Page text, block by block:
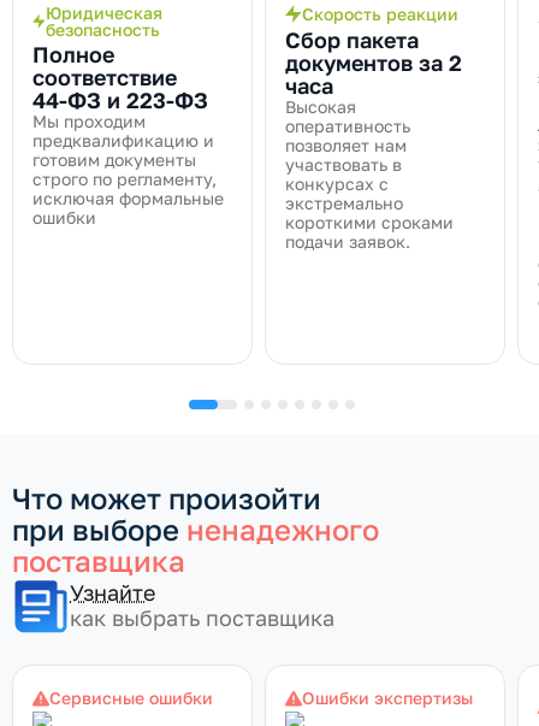
Юридическая
безопасность
Полное
соответствие
44‑ФЗ и 223‑ФЗ
Мы проходим
предквалификацию и
готовим документы
строго по регламенту,
исключая формальные
ошибки
Скорость реакции
Сбор пакета
документов за 2
часа
Высокая
оперативность
позволяет нам
участвовать в
конкурсах с
экстремально
короткими сроками
подачи заявок.
Что может произойти
при выборе ненадежного
поставщика
Узнайте
как выбрать поставщика
Сервисные ошибки Ошибки экспертизы